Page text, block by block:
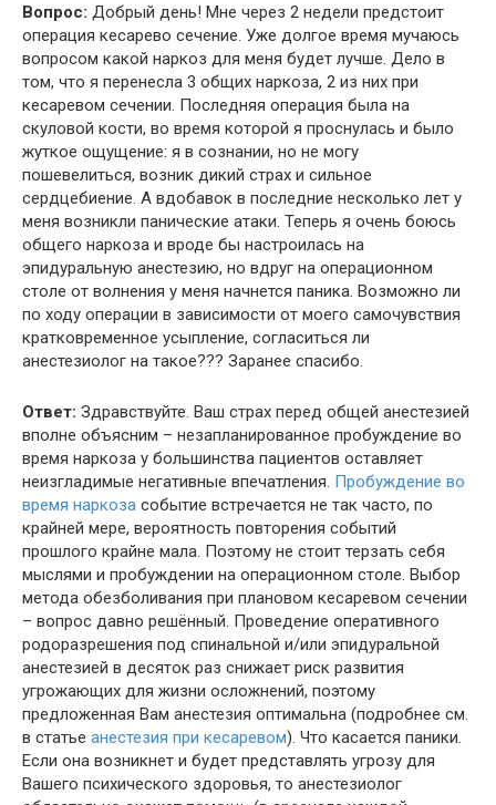
Вопрос: Добрый день! Мне через 2 недели предстоит
операция кесарево сечение. Уже долгое время мучаюсь
вопросом какой наркоз для меня будет лучше. Дело в
том, что я перенесла 3 общих наркоза, 2 из них при
кесаревом сечении. Последняя операция была на
скуловой кости, во время которой я проснулась и было
жуткое ощущение: я в сознании, но не могу
пошевелиться, возник дикий страх и сильное
сердцебиение. А вдобавок в последние несколько лет у
меня возникли панические атаки. Теперь я очень боюсь
общего наркоза и вроде бы настроилась на
эпидуральную анестезию, но вдруг на операционном
столе от волнения у меня начнется паника. Возможно ли
по ходу операции в зависимости от моего самочувствия
кратковременное усыпление, согласиться ли
анестезиолог на такое??? Заранее спасибо.
Ответ: Здравствуйте. Ваш страх перед общей анестезией
вполне объясним – незапланированное пробуждение во
время наркоза у большинства пациентов оставляет
неизгладимые негативные впечатления. Пробуждение во
время наркоза событие встречается не так часто, по
крайней мере, вероятность повторения событий
прошлого крайне мала. Поэтому не стоит терзать себя
мыслями и пробуждении на операционном столе. Выбор
метода обезболивания при плановом кесаревом сечении
– вопрос давно решённый. Проведение оперативного
родоразрешения под спинальной и/или эпидуральной
анестезией в десяток раз снижает риск развития
угрожающих для жизни осложнений, поэтому
предложенная Вам анестезия оптимальна (подробнее см.
в статье анестезия при кесаревом). Что касается паники.
Если она возникнет и будет представлять угрозу для
Вашего психического здоровья, то анестезиолог